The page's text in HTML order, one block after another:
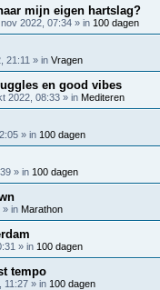
mijn eigen hartslag?
nov 2022, 07:34 » in 100 dagen
21:11 » in Vragen
en good vibes
2022, 08:33 » in Mediteren
» in 100 dagen
» in 100 dagen
» in Marathon
» in 100 dagen
tempo
11:27 » in 100 dagen